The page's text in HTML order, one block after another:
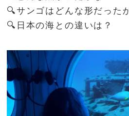
🔍サンゴはどんな形だった
🔍日本の海との違いは？